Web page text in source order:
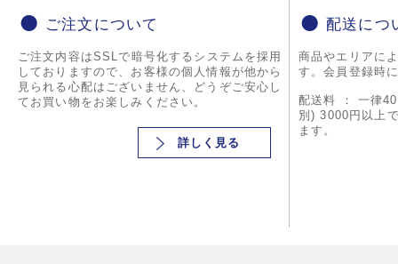
ご注文について
ご注文内容はSSLで暗号化するシステムを採用
しておりますので、お客様の個人情報が他から
見られる心配はございません、どうぞご安心し
てお買い物をお楽しみください。
詳しく見る
配送につ
商品やエリアに
す。会員登録時
配送料 ： 一律
別) 3000円以上
ます。